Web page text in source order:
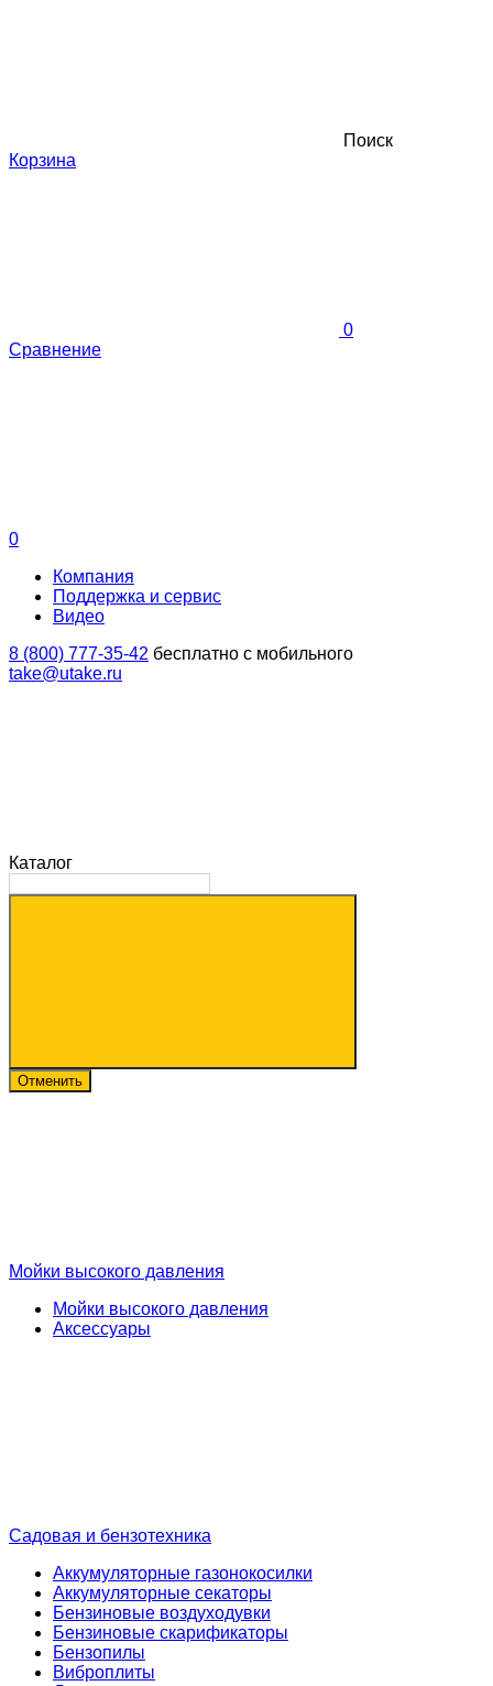
Поиск
Корзина
0
Сравнение
0
Компания
Поддержка и сервис
Видео
8 (800) 777-35-42 бесплатно с мобильного
take@utake.ru
Каталог
Отменить
Мойки высокого давления
Мойки высокого давления
Аксессуары
Садовая и бензотехника
Аккумуляторные газонокосилки
Аккумуляторные секаторы
Бензиновые воздуходувки
Бензиновые скарификаторы
Бензопилы
Виброплиты